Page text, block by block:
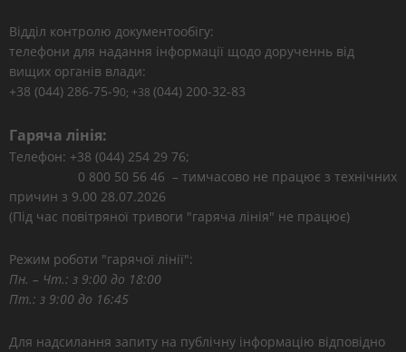
Відділ контролю документообігу:
телефони для надання інформації щодо дорученнь від
вищих органів влади:
+38 (044) 286-75-90; +38 (044) 200-32-83
Гаряча лінія:
Телефон: +38 (044) 254 29 76;
0 800 50 56 46 – тимчасово не працює з технічних
причин з 9.00 28.07.2026
(Під час повітряної тривоги "гаряча лінія" не працює)
Режим роботи "гарячої лінії":
Пн. – Чт.: з 9:00 до 18:00
Пт.: з 9:00 до 16:45
Для надсилання запиту на публічну інформацію відповідно